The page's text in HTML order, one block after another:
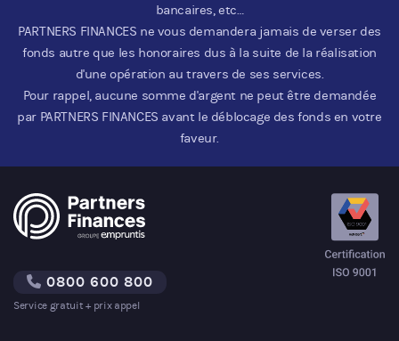
bancaires, etc…
PARTNERS FINANCES ne vous demandera jamais de verser des
fonds autre que les honoraires dus à la suite de la réalisation
d'une opération au travers de ses services.
Pour rappel, aucune somme d'argent ne peut être demandée
par PARTNERS FINANCES avant le déblocage des fonds en votre
faveur.
0800 600 800
Service gratuit + prix appel